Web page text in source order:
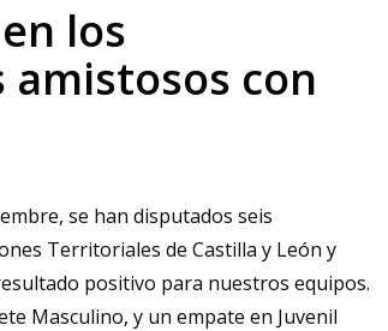
los
con
se han disputados seis
Territoriales de Castilla y León y
positivo para nuestros equipos.
Masculino, y un empate en Juvenil